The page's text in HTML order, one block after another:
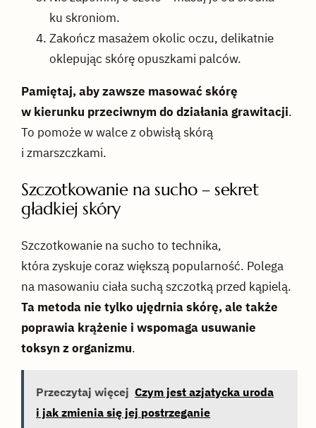
ku skroniom.
Zakończ masażem okolic oczu, delikatnie
oklepując skórę opuszkami palców.
Pamiętaj, aby zawsze masować skórę
w kierunku przeciwnym do działania grawitacji.
To pomoże w walce z obwisłą skórą
i zmarszczkami.
Szczotkowanie na sucho – sekret
gładkiej skóry
Szczotkowanie na sucho to technika,
która zyskuje coraz większą popularność. Polega
na masowaniu ciała suchą szczotką przed kąpielą.
Ta metoda nie tylko ujędrnia skórę, ale także
poprawia krążenie i wspomaga usuwanie
toksyn z organizmu.
Przeczytaj więcej Czym jest azjatycka uroda
i jak zmienia się jej postrzeganie